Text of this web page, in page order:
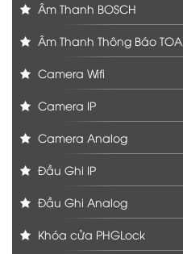
Âm Thanh BOSCH
Âm Thanh Thông Báo TOA
Camera Wifi
Camera IP
Camera Analog
Đầu Ghi IP
Đầu Ghi Analog
Khóa cửa PHGLock